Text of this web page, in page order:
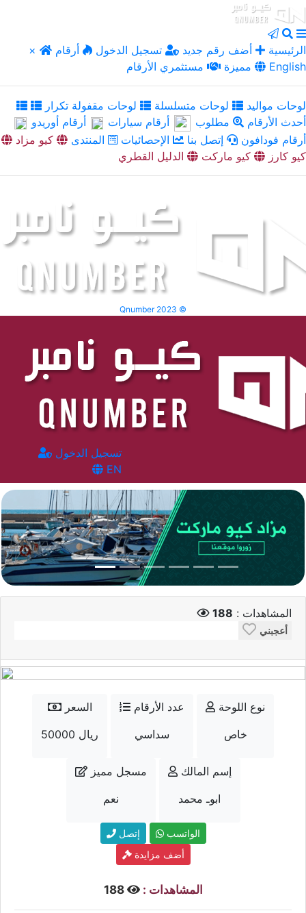
× الرئيسية أضف رقم جديد تسجيل الدخول
أرقام
مميزة
مستثمري الأرقام English
لوحات مواليد لوحات متسلسلة
لوحات مقفولة تكرار
أحدث الأرقام
مطلوب أرقام سيارات
أرقام أوريدو
أرقام فودافون
إتصل بنا الإحصائيات المنتدى
كيو مزاد
كيو كارز
كيو ماركت الدليل القطري
Qnumber 2023 ©
تسجيل الدخول
EN
المشاهدات : 188
أعجبني
السعر
50000 ريال
عدد الأرقام
سداسي
نوع اللوحة
خاص
مسجل مميز
نعم
إسم المالك
ابوـ محمد
إتصل
الواتسب
أضف مزايدة
المشاهدات : 188